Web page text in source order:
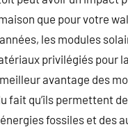
que pour votre
les modules
privilégiés pour
avantage des
fait qu’ils permettent de
fossiles et des